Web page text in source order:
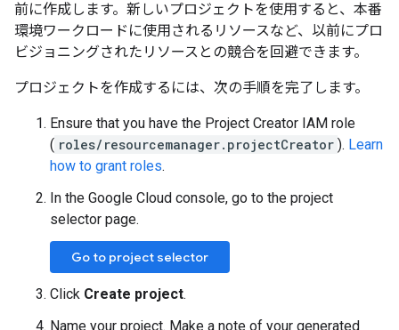
前に作成します。新しいプロジェクトを使用すると、本番
環境ワークロードに使用されるリソースなど、以前にプロ
ビジョニングされたリソースとの競合を回避できます。
プロジェクトを作成するには、次の手順を完了します。
Ensure that you have the Project Creator IAM role
( roles/resourcemanager.projectCreator ). Learn
how to grant roles.
In the Google Cloud console, go to the project
selector page.
Go to project selector
Click Create project.
Name your project. Make a note of your generated